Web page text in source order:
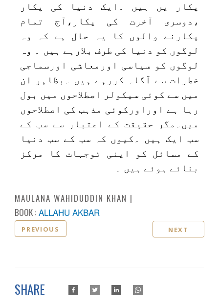
پکار یں ہیں ۔ایک دنیا کی پکار
،دوسری آخرت کی پکار،آج تمام
پکارنے والوں کا یہ حال ہے کہ وہ
لوگوں کو دنیا کی طرف بلارہے ہیں ۔ وہ
لوگوں کو سیاسی اورمعاشی اورسماجی
خطرات سے آگاہ کررہے ہیں ۔بظاہر ان
میں سے کوئی سیکولر اصطلاحوں میں بول
رہا ہے اوراورکوئی مذہب کی اصطلاحوں
میں۔مگر حقیقت کے اعتبار سے سب کے
سب ایک ہیں ۔کیوں کہ سب کے سب دنیا
کے مسائل کو اپنی توجہات کا مرکز
بنائے ہوئے ہیں ۔
MAULANA WAHIDUDDIN KHAN
BOOK : ALLAHU AKBAR
PREVIOUS NEXT
SHARE